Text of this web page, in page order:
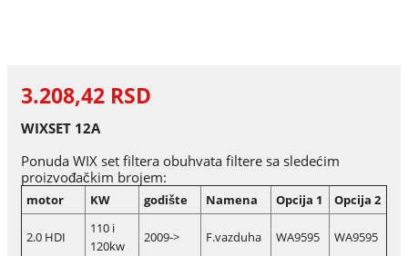
3.208,42 RSD
WIXSET 12A
Ponuda WIX set filtera obuhvata filtere sa sledećim
proizvođačkim brojem:
motor KW godište Namena Opcija 1 Opcija 2
2.0 HDI
110 i
120kw
2009-> F.vazduha WA9595 WA9595